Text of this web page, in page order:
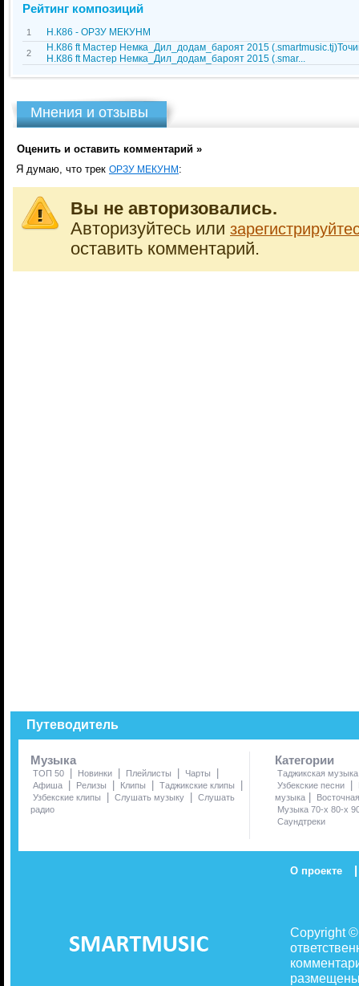
Рейтинг композиций
1 Н.К86 - ОРЗУ МЕКУНМ
2
Н.К86 ft Мастер Немка_Дил_додам_бароят 2015
Н.К86 ft Мастер Немка_Дил_додам_бароят 2015 (.smar...
Мнения и отзывы
Оценить и оставить комментарий »
Я думаю, что трек ОРЗУ МЕКУНМ :
Вы не авторизовались.
Авторизуйтесь или
оставить комментарий.
Путеводитель
Музыка
ТОП 50 | Новинки | Плейлисты | Чарты |
Афиша | Релизы | Клипы | Таджикские клипы |
Узбекские клипы | Слушать музыку | Слушать
радио
Категории
Таджикская музыка
Узбекские песни
|
музыка |
Музыка 70-х 80-х
Саундтреки
О проекте |
Copyright
размещены